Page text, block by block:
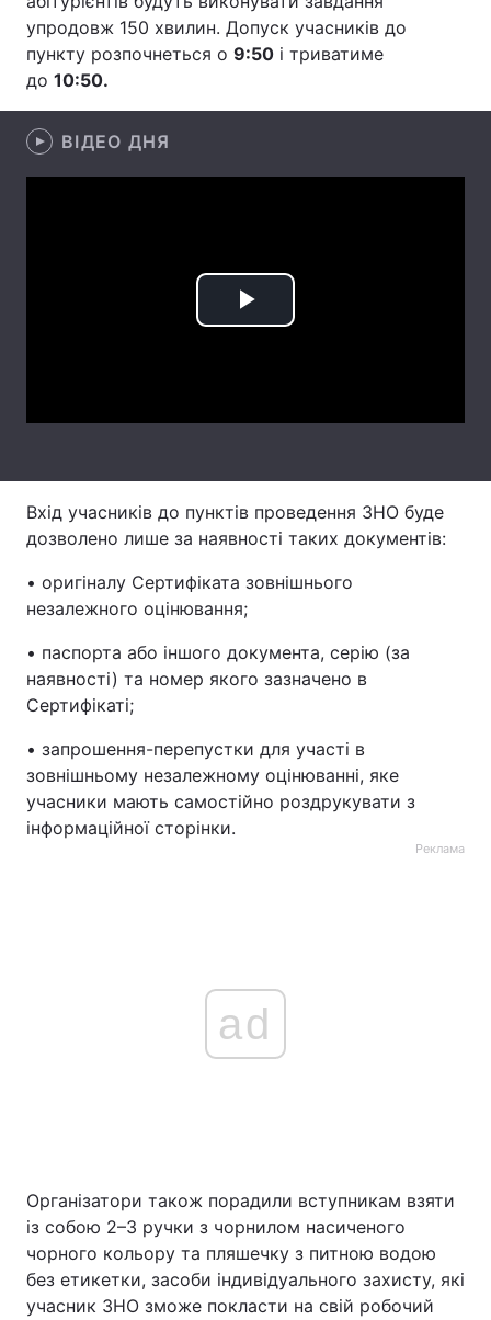
Зброя Інциденти
Здоров'я Туризм
Цікавинки Погода
Екологія
Статті
Думки
Тема оформлення
упродовж 150 хвилин. Допуск учасників до
пункту розпочнеться о 9:50 і триватиме
до 10:50.
ВІДЕО ДНЯ
Play
Вхід учасників до пунктів проведення ЗНО буде
дозволено лише за наявності таких документів:
• оригіналу Сертифіката зовнішнього
незалежного оцінювання;
• паспорта або іншого документа, серію (за
наявності) та номер якого зазначено в
Сертифікаті;
• запрошення-перепустки для участі в
зовнішньому незалежному оцінюванні, яке
учасники мають самостійно роздрукувати з
інформаційної сторінки.
Реклама
ad
Організатори також порадили вступникам взяти
із собою 2–3 ручки з чорнилом насиченого
чорного кольору та пляшечку з питною водою
без етикетки, засоби індивідуального захисту, які
учасник ЗНО зможе покласти на свій робочий